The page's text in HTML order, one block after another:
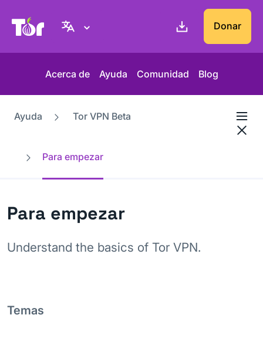
Web del Proyecto Tor Donar
Acerca de Ayuda Comunidad Blog
Ayuda Tor VPN Beta
Para empezar
Para empezar
Understand the basics of Tor VPN.
Temas